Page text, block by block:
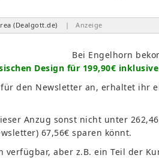
(Dealgott.de) | Anzeige
Bei Engelhorn
Design für 199,90€
den Newsletter an, erhaltet ihr
Anzug sonst nicht unter
67,56€ sparen könnt.
verfügbar, aber z.B. ein Teil der